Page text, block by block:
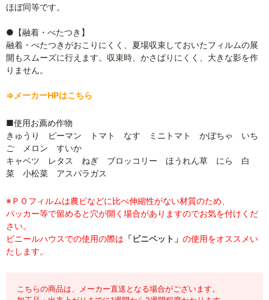
ほぼ同等です。
●【融着・べたつき】
融着・べたつきがおこりにくく、夏場収束しておいたフィルムの展
開もスムーズに行えます。収束時、かさばりにくく、大きな影を作
りません。
⇒メーカーHPはこちら
■使用お薦め作物
きゅうり ピーマン トマト なす ミニトマト かぼちゃ いち
ご メロン すいか
キャベツ レタス ねぎ ブロッコリー ほうれん草 にら 白
菜 小松菜 アスパラガス
※ＰＯフィルムは農ビなどに比べ伸縮性がない材質のため、
パッカー等で留めると穴が開く場合がありますのでお気を付けくだ
さい。
ビニールハウスでの使用の際は 「ビニペット」 の使用をオススメい
たします。
こちらの商品は、メーカー直送となる場合がございます。